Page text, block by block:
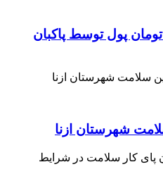
تومان پول توسط پاکبان
شهرستان ازنا